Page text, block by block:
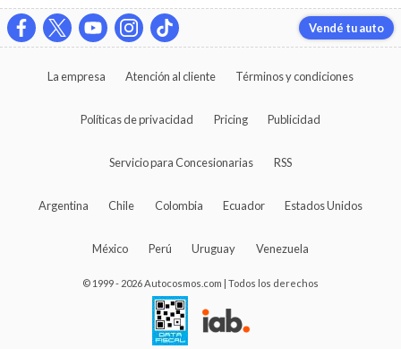
Vendé tu auto
La empresa Atención al cliente Términos y condiciones
Políticas de privacidad Pricing Publicidad
Servicio para Concesionarias RSS
Argentina Chile Colombia Ecuador Estados Unidos
México Perú Uruguay Venezuela
© 1999 - 2026 Autocosmos.com | Todos los derechos